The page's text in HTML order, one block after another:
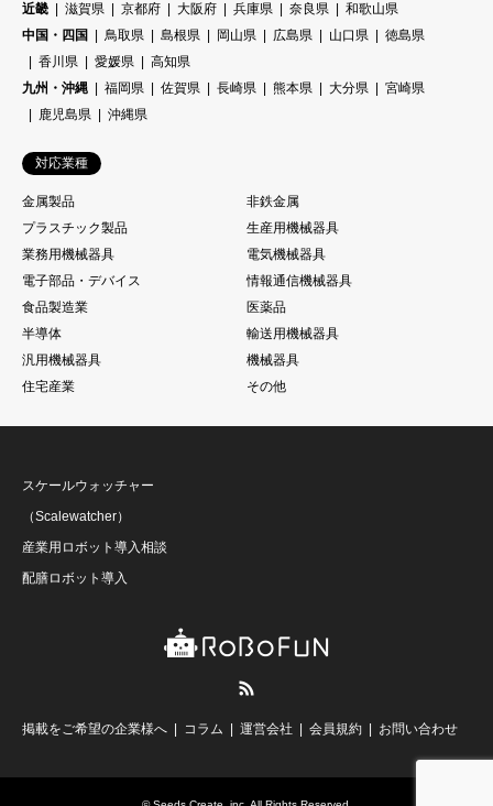
近畿
滋賀県 京都府 大阪府 兵庫県 奈良県
和歌山県
中国・四国
鳥取県 島根県 岡山県 広島県 山口県
徳島県
香川県
愛媛県
高知県
九州・沖縄
福岡県 佐賀県 長崎県 熊本県 大分県
宮崎県
鹿児島県
沖縄県
対応業種
金属製品
非鉄金属
プラスチック製品
生産用機械器具
業務用機械器具
電気機械器具
電子部品・デバイス
情報通信機械器具
食品製造業
医薬品
半導体
輸送用機械器具
汎用機械器具
機械器具
住宅産業
その他
スケールウォッチャー
（Scalewatcher）
産業用ロボット導入相談
配膳ロボット導入
掲載をご希望の企業様へ コラム 運営会社 会員規約 お問い合わせ